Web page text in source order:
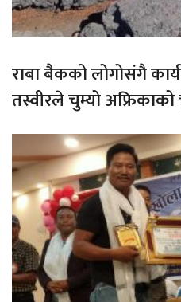
राबा बैकको लोगोसंगै
तस्वीरले चुम्यो